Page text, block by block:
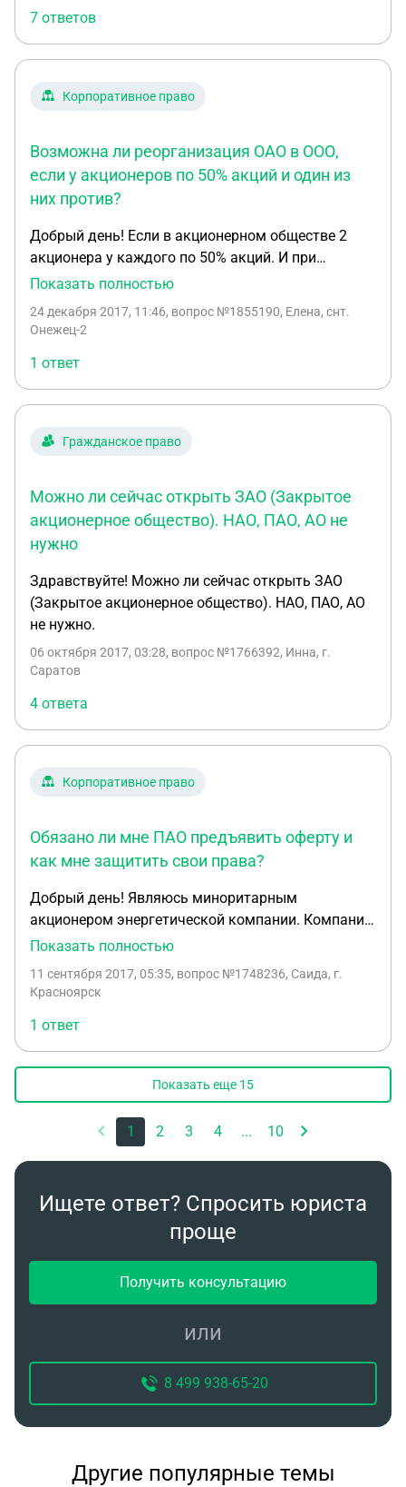
7 ответов
Корпоративное право
Возможна ли реорганизация ОАО в ООО,
если у акционеров по 50% акций и один из
них против?
Добрый день! Если в акционерном обществе 2
акционера у каждого по 50% акций. И при
голосовании на собрании один против
реорганизацию? При этом только на себя.
Показать полностью
24 декабря 2017, 11:46, вопрос №1855190, Елена, снт.
Онежец-2
1 ответ
Гражданское право
Можно ли сейчас открыть ЗАО (Закрытое
акционерное общество). НАО, ПАО, АО не
нужно
Здравствуйте! Можно ли сейчас открыть ЗАО
(Закрытое акционерное общество). НАО, ПАО, АО
не нужно.
06 октября 2017, 03:28, вопрос №1766392, Инна, г.
Саратов
4 ответа
Корпоративное право
Обязано ли мне ПАО предъявить оферту и
как мне защитить свои права?
Добрый день! Являюсь миноритарным
акционером энергетической компании. Компания
размещает доп. Выпуск акций по открытой
ПАО, кол-во доп. Выпускаемых акций в 3,5 раза
2016г. Они изменили орг-правовую форму с оао
на пао, в январе 2017г. Внесли изменение в Устав,
закрепив доп выпуск. Они обязаны мне
направлять оферту? Как я могу защитить свои
Показать полностью
11 сентября 2017, 05:35, вопрос №1748236, Саида, г.
Красноярск
1 ответ
Показать еще 15
1 2 3 4 ... 10
Ищете ответ? Спросить юриста
проще
Получить консультацию
или
8 499 938-65-20
Другие популярные темы